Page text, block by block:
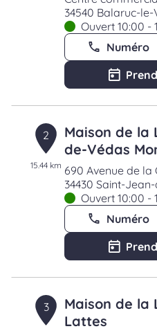
34540 Balaruc-le-
Ouvert 10:00 -
Numéro
2
15.44 km
Maison de la
de-Védas
690 Avenue de la
34430 Saint-
Ouvert 10:00 -
Numéro
3
Maison de la
Lattes